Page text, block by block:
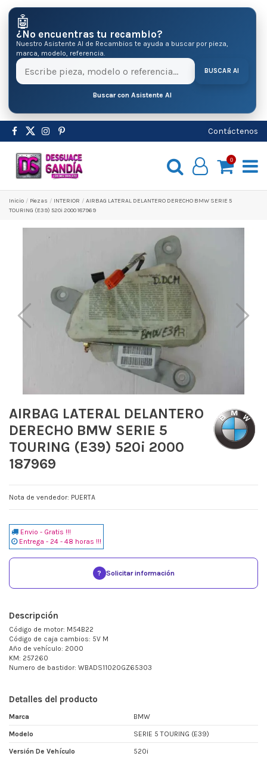
🤖
¿No encuentras tu recambio?
Nuestro Asistente AI de Recambios te ayuda a buscar por pieza,
marca, modelo, referencia.
BUSCAR AI
Buscar con Asistente AI
Contáctenos
0
Inicio Pіezas INTERIOR
AIRBAG LATERAL DELANTERO DERECHO BMW SERIE 5
TOURING (E39) 520i 2000 187969
AIRBAG LATERAL DELANTERO
DERECHO BMW SERIE 5
TOURING (E39) 520i 2000
187969
Nota de vendedor: PUERTA
Envio - Gratis !!!
Entrega - 24 - 48 horas !!!
? Solicitar información
Descripción
Código de motor: M54B22
Código de caja cambios: 5V M
Año de vehículo: 2000
KM: 257260
Numero de bastidor: WBADS11020GZ65303
Detalles del producto
Marca BMW
Modelo SERIE 5 TOURING (E39)
Versión De Vehículo 520i